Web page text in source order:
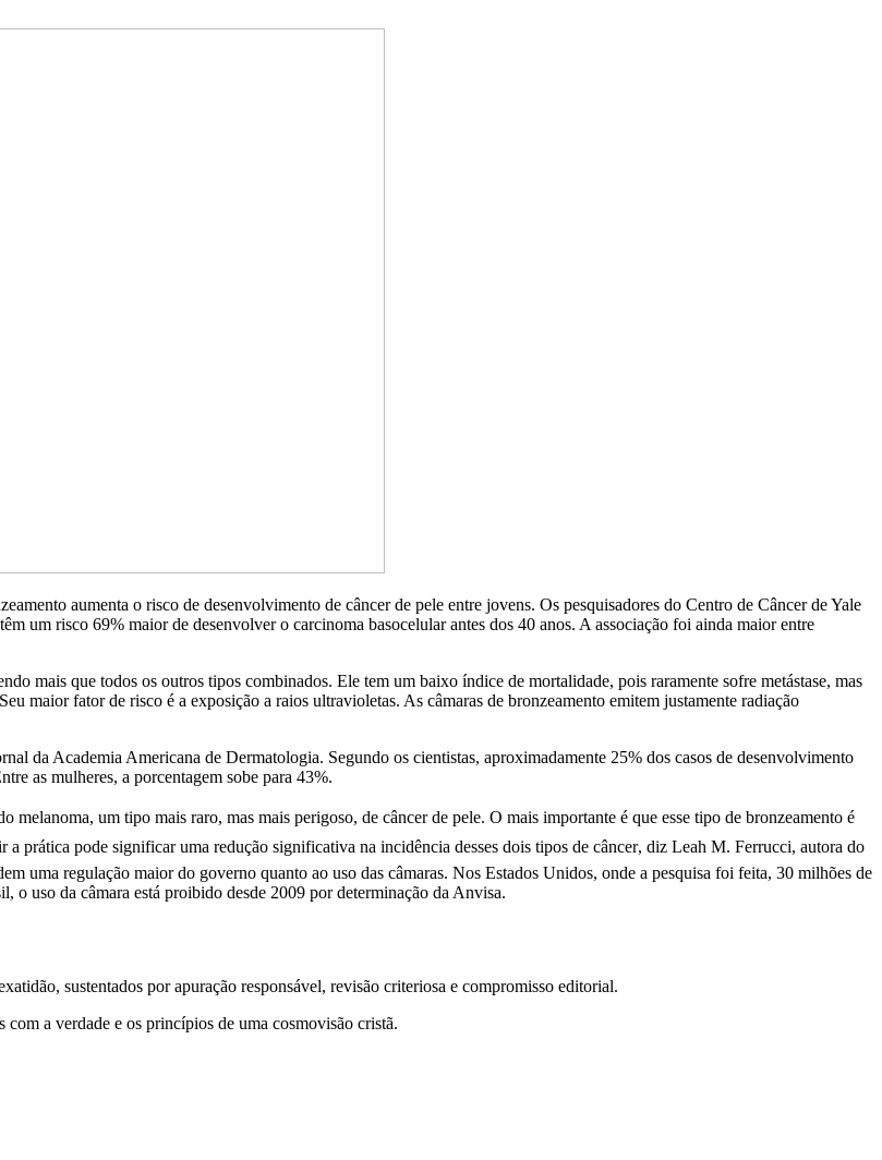
aumenta o risco de desenvolvimento de câncer de pele entre jovens. Os pesquisadores do Centro de Câncer de Yale
um risco 69% maior de desenvolver o carcinoma basocelular antes dos 40 anos. A associação foi ainda maior entre
mais que todos os outros tipos combinados. Ele tem um baixo índice de mortalidade, pois raramente sofre metástase, mas
maior fator de risco é a exposição a raios ultravioletas. As câmaras de bronzeamento emitem justamente radiação
da Academia Americana de Dermatologia. Segundo os cientistas, aproximadamente 25% dos casos de desenvolvimento
as mulheres, a porcentagem sobe para 43%.
um tipo mais raro, mas mais perigoso, de câncer de pele. O mais importante é que esse tipo de bronzeamento é
prática pode significar uma redução significativa na incidência desses dois tipos de câncer, diz Leah M. Ferrucci, autora do
uma regulação maior do governo quanto ao uso das câmaras. Nos Estados Unidos, onde a pesquisa foi feita, 30 milhões de
o uso da câmara está proibido desde 2009 por determinação da Anvisa.
sustentados por apuração responsável, revisão criteriosa e compromisso editorial.
a verdade e os princípios de uma cosmovisão cristã.